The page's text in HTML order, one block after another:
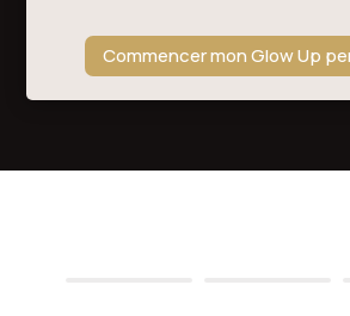
Commencer mon Glow Up